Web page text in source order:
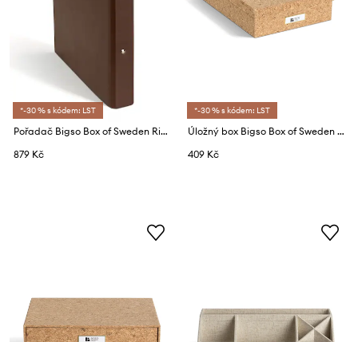
*-30 % s kódem: LST
Pořadač Bigso Box of Sweden Ringo 5 x 25 x 31,5 cm
879 Kč
*-30 % s kódem: LST
Úložný box Bigso Box of Sweden Oskar A4 26 x 35 x 8,5 cm
409 Kč